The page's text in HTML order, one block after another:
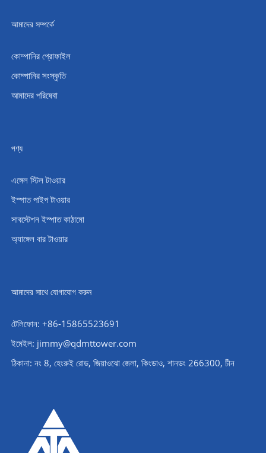
আমাদের সম্পর্কে
কোম্পানির প্রোফাইল
কোম্পানির সংস্কৃতি
আমাদের পরিষেবা
পণ্য
এঙ্গেল স্টিল টাওয়ার
ইস্পাত পাইপ টাওয়ার
সাবস্টেশন ইস্পাত কাঠামো
অ্যাঙ্গেল বার টাওয়ার
আমাদের সাথে যোগাযোগ করুন
টেলিফোন: +86-15865523691
ইমেইল: jimmy@qdmttower.com
ঠিকানা: নং 8, হেংরুই রোড, জিয়াওঝো জেলা, কিংডাও, শানডং 266300, চীন